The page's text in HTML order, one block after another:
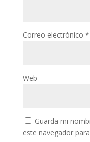
Correo electrónico *
Web
Guarda mi
este navegador